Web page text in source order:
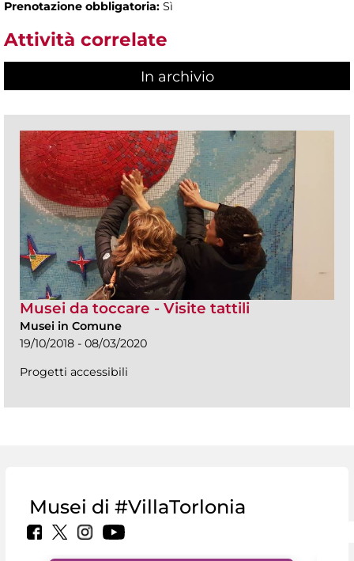
Prenotazione obbligatoria: Sì
Attività correlate
In archivio
Musei da toccare - Visite tattili
Musei in Comune
19/10/2018 - 08/03/2020
Progetti accessibili
Musei di #VillaTorlonia